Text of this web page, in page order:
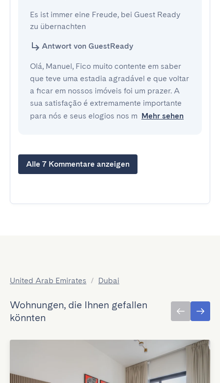
Es ist immer eine Freude, bei Guest Ready
zu übernachten
Antwort von GuestReady
Olá, Manuel, Fico muito contente em saber
que teve uma estadia agradável e que voltar
a ficar em nossos imóveis foi um prazer. A
sua satisfação é extremamente importante
para nós e seus elogios nos m Mehr sehen
Alle 7 Kommentare anzeigen
United Arab Emirates / Dubai
Wohnungen, die Ihnen gefallen
könnten